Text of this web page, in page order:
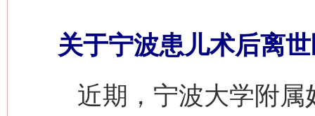
关于宁波患儿术后离
近期，宁波大学附属